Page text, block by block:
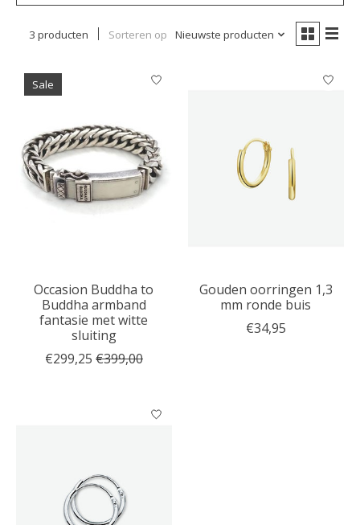
3 producten Sorteren op Nieuwste producten
Sale
Occasion Buddha to
Buddha armband
fantasie met witte
sluiting
€299,25 €399,00
Gouden oorringen 1,3
mm ronde buis
€34,95